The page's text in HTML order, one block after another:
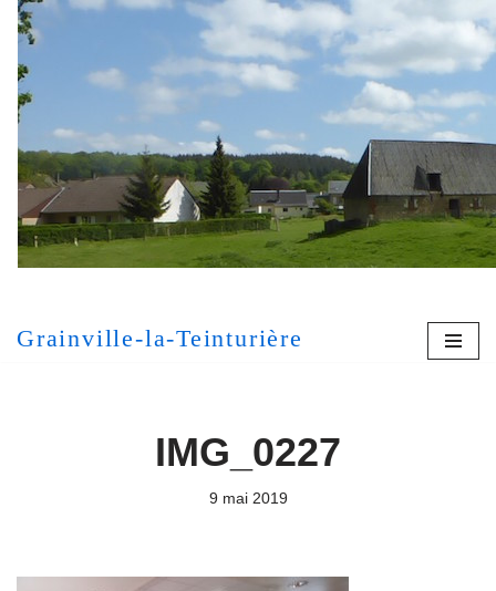
Aller
au
contenu
Grainville-la-Teinturière
IMG_0227
9 mai 2019